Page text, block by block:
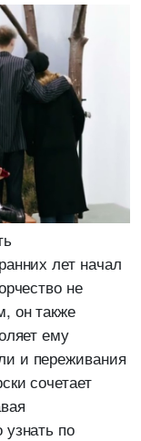
лет начал
не
он также
ему
и переживания
сочетает
по